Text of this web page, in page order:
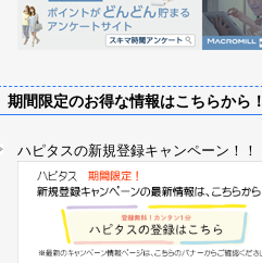
期間限定のお得な情報はこちらから！
ハピタスの新規登録キャンペーン！！